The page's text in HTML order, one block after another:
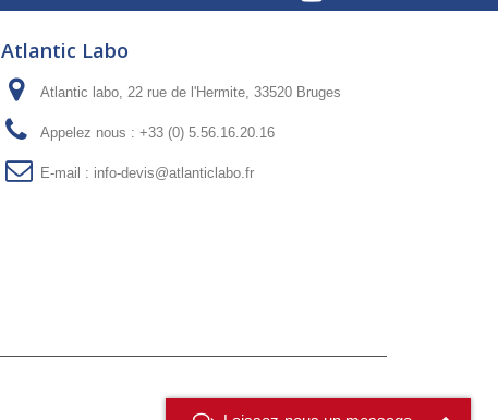
Atlantic Labo
Atlantic labo, 22 rue de l'Hermite, 33520 Bruges
Appelez nous : +33 (0) 5.56.16.20.16
E-mail : info-devis@atlanticlabo.fr